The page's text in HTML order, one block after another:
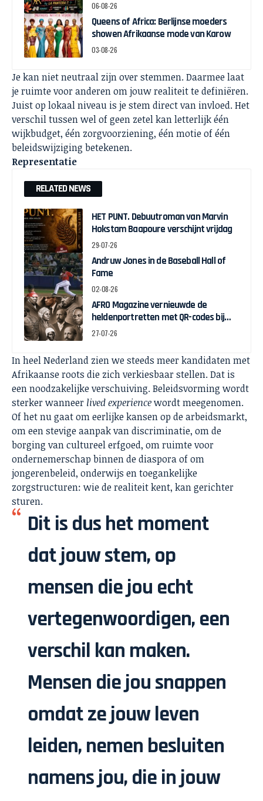
06-08-26
Queens of Africa: Berlijnse moeders
showen Afrikaanse mode van Karow
03-08-26
Je kan niet neutraal zijn over stemmen. Daarmee laat
je ruimte voor anderen om jouw realiteit te definiëren.
Juist op lokaal niveau is je stem direct van invloed. Het
verschil tussen wel of geen zetel kan letterlijk één
wijkbudget, één zorgvoorziening, één motie of één
beleidswijziging betekenen.
Representatie
RELATED NEWS
HET PUNT. Debuutroman van Marvin
Hokstam Baapoure verschijnt vrijdag
29-07-26
Andruw Jones in de Baseball Hall of
Fame
02-08-26
AFRO Magazine vernieuwde de
heldenportretten met QR-codes bij
Assin Manso
27-07-26
In heel Nederland zien we steeds meer kandidaten met
Afrikaanse roots die zich verkiesbaar stellen. Dat is
een noodzakelijke verschuiving. Beleidsvorming wordt
sterker wanneer lived experiencewordt meegenomen.
Of het nu gaat om eerlijke kansen op de arbeidsmarkt,
om een stevige aanpak van discriminatie, om de
borging van cultureel erfgoed, om ruimte voor
ondernemerschap binnen de diaspora of om
jongerenbeleid, onderwijs en toegankelijke
zorgstructuren: wie de realiteit kent, kan gerichter
sturen.
Dit is dus het moment
dat jouw stem, op
mensen die jou echt
vertegenwoordigen, een
verschil kan maken.
Mensen die jou snappen
omdat ze jouw leven
leiden, nemen besluiten
namens jou, die in jouw